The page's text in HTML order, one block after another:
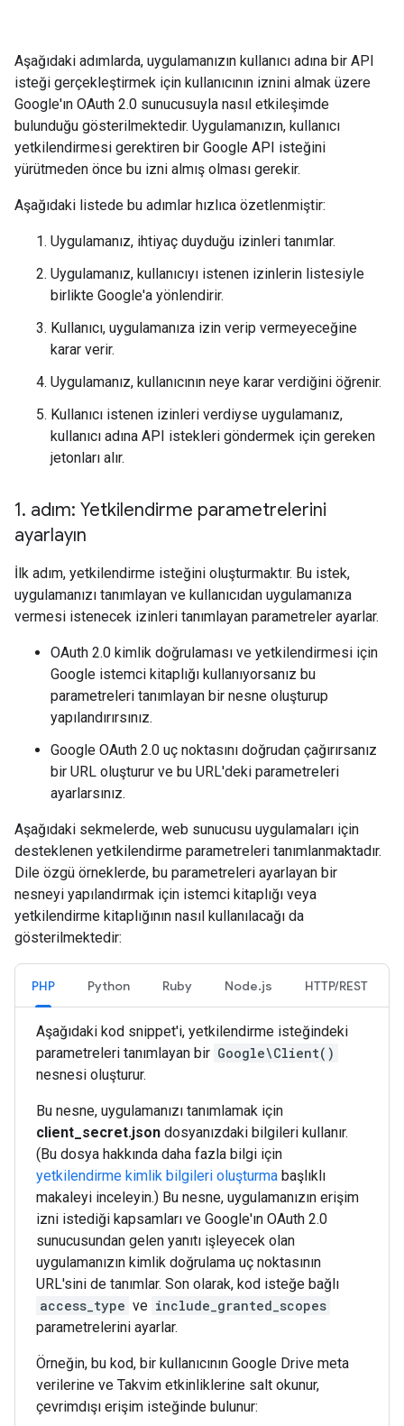
Aşağıdaki adımlarda, uygulamanızın kullanıcı adına bir API
isteği gerçekleştirmek için kullanıcının iznini almak üzere
Google'ın OAuth 2.0 sunucusuyla nasıl etkileşimde
bulunduğu gösterilmektedir. Uygulamanızın, kullanıcı
yetkilendirmesi gerektiren bir Google API isteğini
yürütmeden önce bu izni almış olması gerekir.
Aşağıdaki listede bu adımlar hızlıca özetlenmiştir:
Uygulamanız, ihtiyaç duyduğu izinleri tanımlar.
Uygulamanız, kullanıcıyı istenen izinlerin listesiyle
birlikte Google'a yönlendirir.
Kullanıcı, uygulamanıza izin verip vermeyeceğine
karar verir.
Uygulamanız, kullanıcının neye karar verdiğini öğrenir.
Kullanıcı istenen izinleri verdiyse uygulamanız,
kullanıcı adına API istekleri göndermek için gereken
jetonları alır.
1. adım: Yetkilendirme parametrelerini
ayarlayın
İlk adım, yetkilendirme isteğini oluşturmaktır. Bu istek,
uygulamanızı tanımlayan ve kullanıcıdan uygulamanıza
vermesi istenecek izinleri tanımlayan parametreler ayarlar.
OAuth 2.0 kimlik doğrulaması ve yetkilendirmesi için
Google istemci kitaplığı kullanıyorsanız bu
parametreleri tanımlayan bir nesne oluşturup
yapılandırırsınız.
Google OAuth 2.0 uç noktasını doğrudan çağırırsanız
bir URL oluşturur ve bu URL'deki parametreleri
ayarlarsınız.
Aşağıdaki sekmelerde, web sunucusu uygulamaları için
desteklenen yetkilendirme parametreleri tanımlanmaktadır.
Dile özgü örneklerde, bu parametreleri ayarlayan bir
nesneyi yapılandırmak için istemci kitaplığı veya
yetkilendirme kitaplığının nasıl kullanılacağı da
gösterilmektedir:
PHP Python Ruby Node.js HTTP/REST
Aşağıdaki kod snippet'i, yetkilendirme isteğindeki
parametreleri tanımlayan bir Google\Client()
nesnesi oluşturur.
Bu nesne, uygulamanızı tanımlamak için
client_secret.json dosyanızdaki bilgileri kullanır.
(Bu dosya hakkında daha fazla bilgi için
yetkilendirme kimlik bilgileri oluşturma başlıklı
makaleyi inceleyin.) Bu nesne, uygulamanızın erişim
izni istediği kapsamları ve Google'ın OAuth 2.0
sunucusundan gelen yanıtı işleyecek olan
uygulamanızın kimlik doğrulama uç noktasının
URL'sini de tanımlar. Son olarak, kod isteğe bağlı
access_type ve include_granted_scopes
parametrelerini ayarlar.
Örneğin, bu kod, bir kullanıcının Google Drive meta
verilerine ve Takvim etkinliklerine salt okunur,
çevrimdışı erişim isteğinde bulunur: